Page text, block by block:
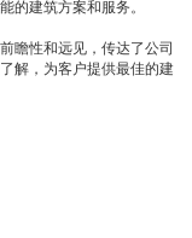
的建筑方案和服务。
性和远见，传达了公司
解，为客户提供最佳的建